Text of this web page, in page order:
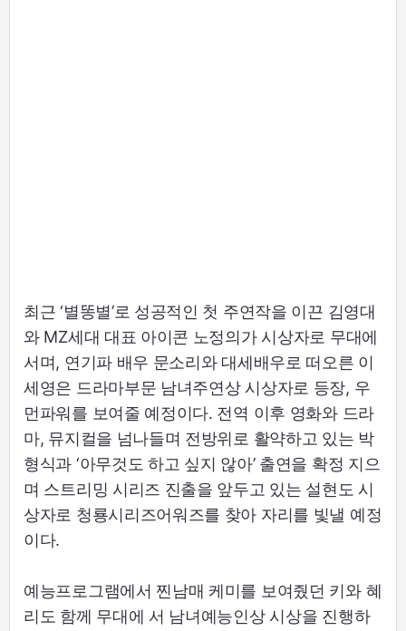
최근 ‘별똥별’로 성공적인 첫 주연작을 이끈 김영대
와 MZ세대 대표 아이콘 노정의가 시상자로 무대에
서며, 연기파 배우 문소리와 대세배우로 떠오른 이
세영은 드라마부문 남녀주연상 시상자로 등장, 우
먼파워를 보여줄 예정이다. 전역 이후 영화와 드라
마, 뮤지컬을 넘나들며 전방위로 활약하고 있는 박
형식과 ‘아무것도 하고 싶지 않아’ 출연을 확정 지으
며 스트리밍 시리즈 진출을 앞두고 있는 설현도 시
상자로 청룡시리즈어워즈를 찾아 자리를 빛낼 예정
이다.
예능프로그램에서 찐남매 케미를 보여줬던 키와 혜
리도 함께 무대에 서 남녀예능인상 시상을 진행하